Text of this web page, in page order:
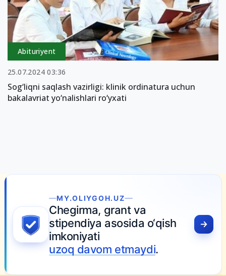
Abituriyent
25.07.2024 03:36
Sog‘liqni saqlash vazirligi: klinik ordinatura uchun
bakalavriat yo‘nalishlari ro‘yxati
MY.OLIYGOH.UZ
Chegirma, grant va
stipendiya asosida o‘qish
imkoniyati
uzoq davom etmaydi.